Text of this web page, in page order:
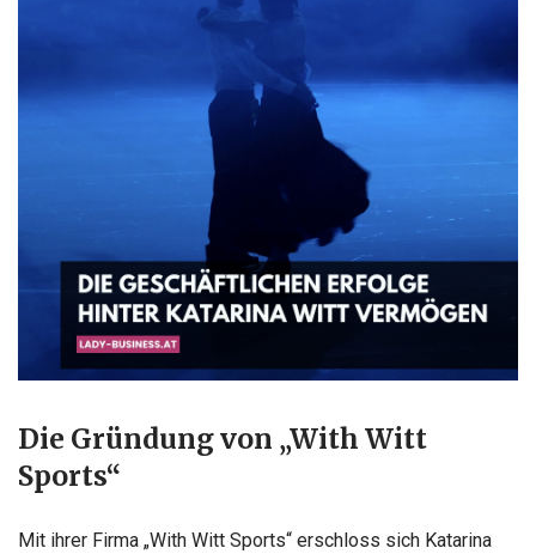
Die Gründung von „With Witt
Sports“
Mit ihrer Firma „With Witt Sports“ erschloss sich Katarina